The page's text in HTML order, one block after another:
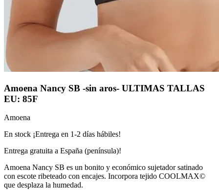
Amoena Nancy SB -sin aros- ULTIMAS TALLAS
EU: 85F
Amoena
En stock ¡Entrega en 1-2 días hábiles!
Entrega gratuita a España (península)!
Amoena Nancy SB es un bonito y económico sujetador satinado
con escote ribeteado con encajes. Incorpora tejido COOLMAX©
que desplaza la humedad.